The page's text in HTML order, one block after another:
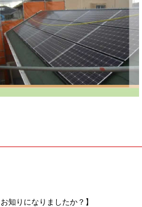
知りになりましたか？】